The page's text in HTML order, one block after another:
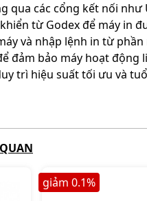
qua các cổng kết nối như
từ Godex để máy in
và nhập lệnh in từ
đảm bảo máy hoạt
trì hiệu suất tối ưu và
giảm 0.1%